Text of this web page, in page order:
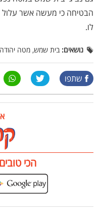
הבטיחה כי מעשה אשר עלול
לו.
נושאים: בית שמש, מטה
שתפו
הכי